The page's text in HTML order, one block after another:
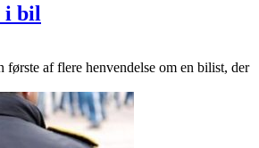
i bil
af flere henvendelse om en bilist, der